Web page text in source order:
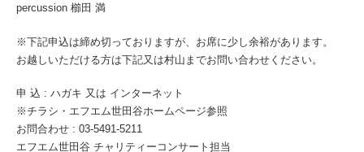
percussion 櫛田 満
※下記申込は締め切っておりますが、お席に少し余裕があります。
お越しいただける方は下記又は村山までお問い合わせください。
申 込 : ハガキ 又は インターネット
※チラシ・エフエム世田谷ホームページ参照
お問合わせ : 03-5491-5211
エフエム世田谷 チャリティーコンサート担当